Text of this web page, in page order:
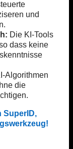
und
Die KI-Tools
dass keine
Algorithmen
die
SuperID,